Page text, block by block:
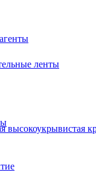
ленты
высокоукрывистая